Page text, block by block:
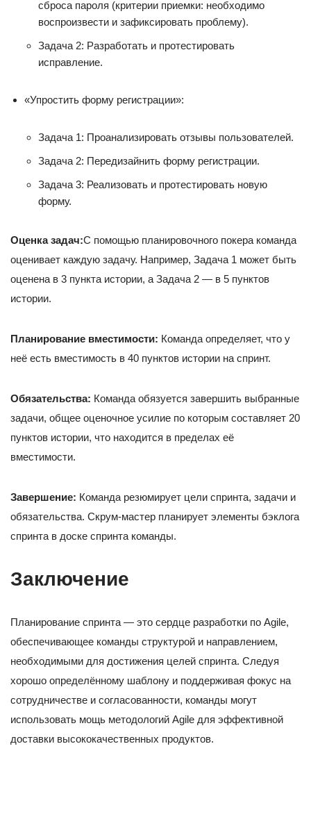
сброса пароля (критерии приемки: необходимо
воспроизвести и зафиксировать проблему).
Задача 2: Разработать и протестировать
исправление.
«Упростить форму регистрации»:
Задача 1: Проанализировать отзывы пользователей.
Задача 2: Передизайнить форму регистрации.
Задача 3: Реализовать и протестировать новую
форму.
Оценка задач:С помощью планировочного покера команда
оценивает каждую задачу. Например, Задача 1 может быть
оценена в 3 пункта истории, а Задача 2 — в 5 пунктов
истории.
Планирование вместимости: Команда определяет, что у
неё есть вместимость в 40 пунктов истории на спринт.
Обязательства: Команда обязуется завершить выбранные
задачи, общее оценочное усилие по которым составляет 20
пунктов истории, что находится в пределах её
вместимости.
Завершение: Команда резюмирует цели спринта, задачи и
обязательства. Скрум-мастер планирует элементы бэклога
спринта в доске спринта команды.
Заключение
Планирование спринта — это сердце разработки по Agile,
обеспечивающее команды структурой и направлением,
необходимыми для достижения целей спринта. Следуя
хорошо определённому шаблону и поддерживая фокус на
сотрудничестве и согласованности, команды могут
использовать мощь методологий Agile для эффективной
доставки высококачественных продуктов.